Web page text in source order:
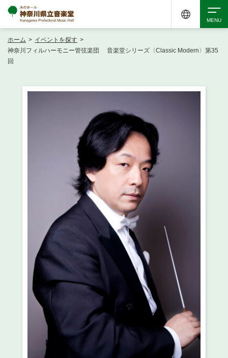
・ イベントカレンダー
・ 館内サービス・アクセシビリティ
・ フロアマップ
・ 交通案内
・ よくある質問
施設を借りる
・ 施設を借りる
・ 空き状況
・ 抽選対象日
・ 利用料金
音楽堂について
・ 音楽堂のご案内
・ フロアマップ
・ 芸術参与
・ 建築見学ツアー
神奈川県立音楽堂
検索
ホーム > イベントを探す >
神奈川フィルハーモニー管弦楽団 音楽堂シリーズ〈Classic Modern〉第35
回